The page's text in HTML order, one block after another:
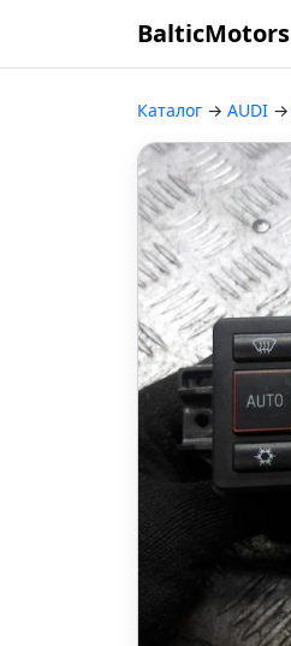
BalticMotors
Каталог → AUDI →